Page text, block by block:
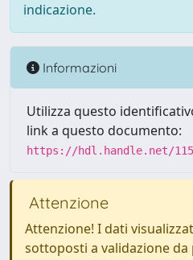
indicazione.
Informazioni
Utilizza questo
link a questo documento:
https://hdl.handle.net/
Attenzione
Attenzione! I dati
sottoposti a validazione